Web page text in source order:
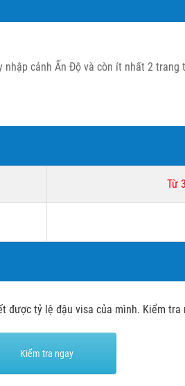
cảnh Ấn Độ và còn ít nhất 2 trang
Từ
được tỷ lệ đậu visa của mình. Kiểm tra
Kiểm tra ngay